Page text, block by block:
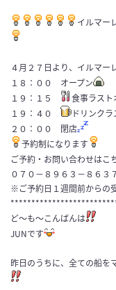
イルマー
４月２７日より、イルマー
１８：００ オープン
１９：１５
食事ラスト
１９：４０
ドリンク
２０：００ 閉店
予約制になります
ご予約・お問い合わせはこ
０７０−８９６３−８６３
※ご予約日１週間前からの
ど〜も〜こんばんは
JUNです
昨日のうちに、全ての船を